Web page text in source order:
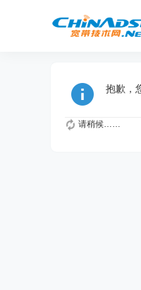
抱歉，
请稍候……